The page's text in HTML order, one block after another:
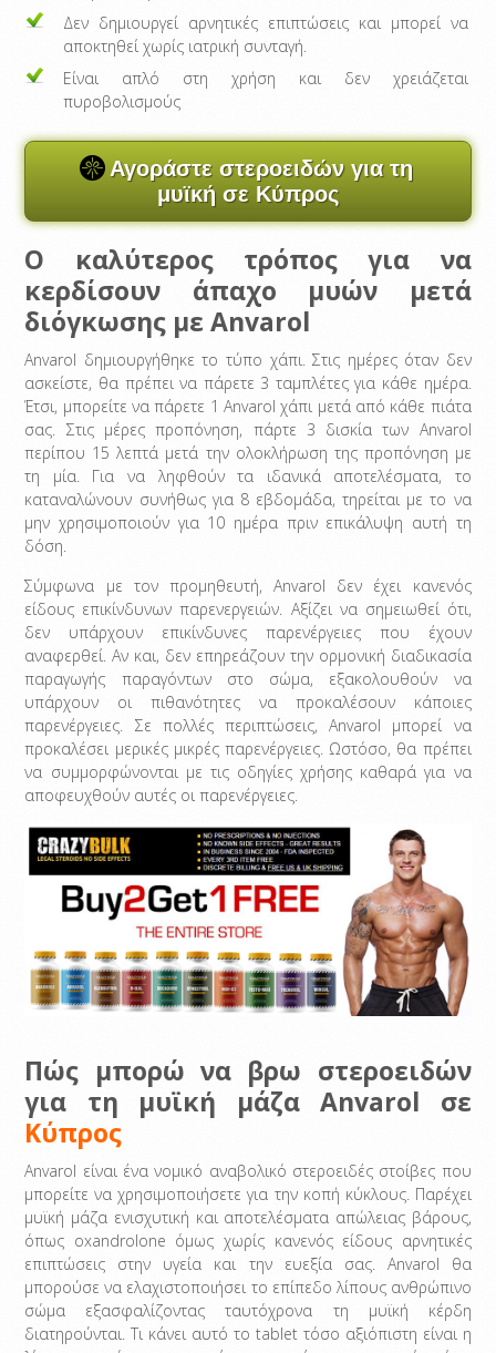
Δεν δημιουργεί αρνητικές επιπτώσεις και μπορεί να
αποκτηθεί χωρίς ιατρική συνταγή.
Είναι απλό στη χρήση και δεν χρειάζεται
πυροβολισμούς
Αγοράστε στεροειδών για τη
μυϊκή σε Κύπρος
Ο καλύτερος τρόπος για να
κερδίσουν άπαχο μυών μετά
διόγκωσης με Anvarol
Anvarol δημιουργήθηκε το τύπο χάπι. Στις ημέρες όταν δεν
ασκείστε, θα πρέπει να πάρετε 3 ταμπλέτες για κάθε ημέρα.
Έτσι, μπορείτε να πάρετε 1 Anvarol χάπι μετά από κάθε πιάτα
σας. Στις μέρες προπόνηση, πάρτε 3 δισκία των Anvarol
περίπου 15 λεπτά μετά την ολοκλήρωση της προπόνηση με
τη μία. Για να ληφθούν τα ιδανικά αποτελέσματα, το
καταναλώνουν συνήθως για 8 εβδομάδα, τηρείται με το να
μην χρησιμοποιούν για 10 ημέρα πριν επικάλυψη αυτή τη
δόση.
Σύμφωνα με τον προμηθευτή, Anvarol δεν έχει κανενός
είδους επικίνδυνων παρενεργειών. Αξίζει να σημειωθεί ότι,
δεν υπάρχουν επικίνδυνες παρενέργειες που έχουν
αναφερθεί. Αν και, δεν επηρεάζουν την ορμονική διαδικασία
παραγωγής παραγόντων στο σώμα, εξακολουθούν να
υπάρχουν οι πιθανότητες να προκαλέσουν κάποιες
παρενέργειες. Σε πολλές περιπτώσεις, Anvarol μπορεί να
προκαλέσει μερικές μικρές παρενέργειες. Ωστόσο, θα πρέπει
να συμμορφώνονται με τις οδηγίες χρήσης καθαρά για να
αποφευχθούν αυτές οι παρενέργειες.
Πώς μπορώ να βρω στεροειδών
για τη μυϊκή μάζα Anvarol σε
Κύπρος
Anvarol είναι ένα νομικό αναβολικό στεροειδές στοίβες που
μπορείτε να χρησιμοποιήσετε για την κοπή κύκλους. Παρέχει
μυϊκή μάζα ενισχυτική και αποτελέσματα απώλειας βάρους,
όπως oxandrolone όμως χωρίς κανενός είδους αρνητικές
επιπτώσεις στην υγεία και την ευεξία σας. Anvarol θα
μπορούσε να ελαχιστοποιήσει το επίπεδο λίπους ανθρώπινο
σώμα εξασφαλίζοντας ταυτόχρονα τη μυϊκή κέρδη
διατηρούνται. Τι κάνει αυτό το tablet τόσο αξιόπιστη είναι η